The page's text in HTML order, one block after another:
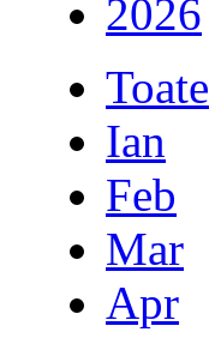
2026
Toate
Ian
Feb
Mar
Apr